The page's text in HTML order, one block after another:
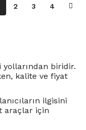
2 3 4
yollarından biridir.
kalite ve fiyat
ilgisini
araçlar için